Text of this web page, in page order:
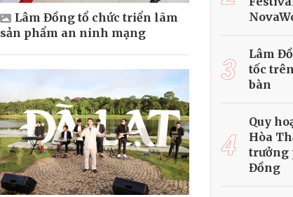
Lâm Đồng tổ chức triển lãm
sản phẩm an ninh mạng
3
Lâm
tốc
bàn
4
Quy
Hòa
trưởng
Đồng